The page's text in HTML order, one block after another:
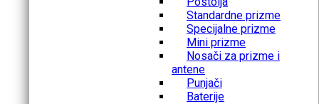
Standardne prizme
Specijalne prizme
Mini prizme
Nosači za prizme i
antene
Punjači
Baterije